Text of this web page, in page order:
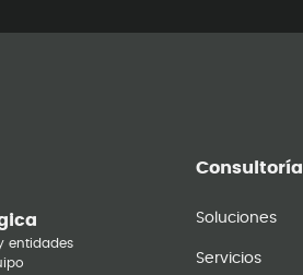
entidades
Consultoría
Soluciones
Servicios